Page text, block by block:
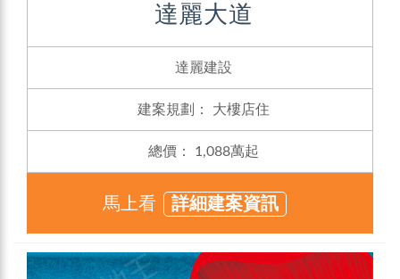
達麗大道
達麗建設
建案規劃： 大樓店住
總價： 1,088萬起
馬上看 詳細建案資訊